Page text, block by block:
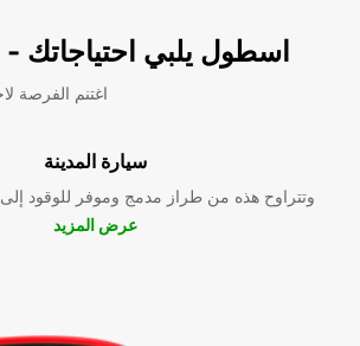
اسطول يلبي احتياجاتك -
اغتنم الفرصة
سيارة المدينة
وتتراوح هذه من طراز مدمج وموفر للوقود
عرض المزيد